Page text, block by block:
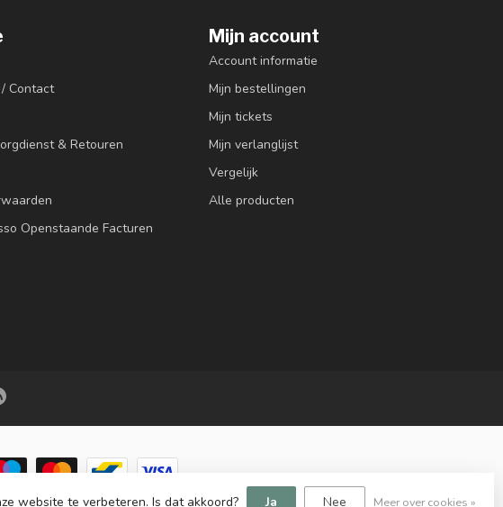
Contact
& Retouren
Openstaande Facturen
Mijn account
Account informatie
Mijn bestellingen
Mijn tickets
Mijn verlanglijst
Vergelijk
Alle producten
website te verbeteren. Is dat akkoord? Ja Nee Meer over cookies »